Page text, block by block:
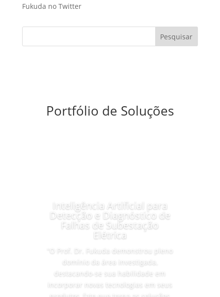
Fukuda no Twitter
Pesquisar
Portfólio de Soluções
Inteligência Artificial para
Detecção e Diagnóstico de
Falhas de Subestação
Elétrica
“O Prof. Dr. Fukuda demonstrou pleno
domínio da área investigada,
destacando-se sua habilidade em
incorporar novas tecnologias em seus